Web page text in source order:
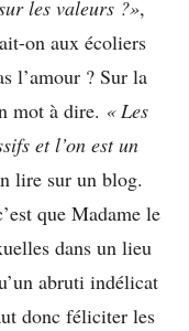
les valeurs ?»,
on aux écoliers
l’amour ? Sur la
mot à dire. « Les
et l’on est un
lire sur un blog.
que Madame le
dans un lieu
abruti indélicat
donc féliciter les